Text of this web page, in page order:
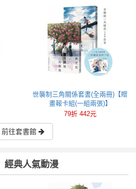
世襲制三角關係套書(全兩冊)【贈
畫報卡組(一組兩張)】
79折 442元
前往套書館
經典人氣動漫